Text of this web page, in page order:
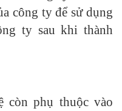
công ty để sử dụng
ty sau khi thành
còn phụ thuộc vào